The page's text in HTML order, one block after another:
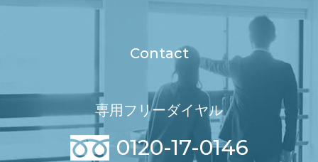
Contact
専用フリーダイヤル
0120-17-0146